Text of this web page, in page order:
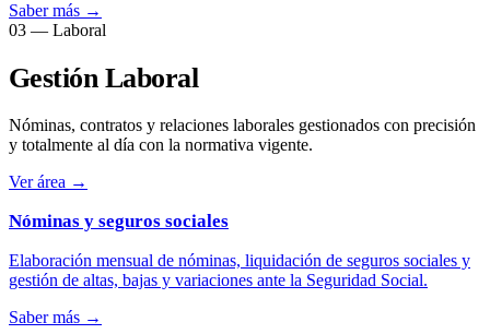
Saber más →
03 — Laboral
Gestión Laboral
Nóminas, contratos y relaciones laborales gestionados con precisión
y totalmente al día con la normativa vigente.
Ver área →
Nóminas y seguros sociales
Elaboración mensual de nóminas, liquidación de seguros sociales y
gestión de altas, bajas y variaciones ante la Seguridad Social.
Saber más →